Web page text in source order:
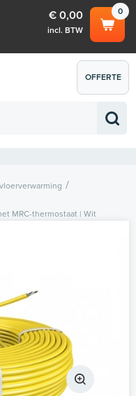
0
€ 0,00
incl. BTW
€ 0,00
OFFERTE
AANVRAGEN
MRC-thermostaat | Wit